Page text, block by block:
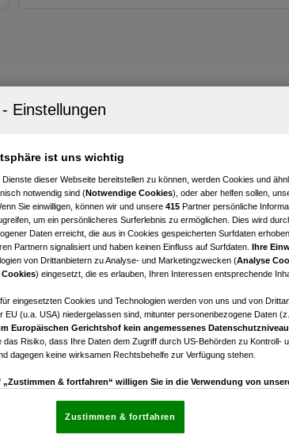
mit Balkon
Zimmer
3
Zimmer
€ 723,92
Bruttomiete
ist uns wichtig
Dienste dieser Webseite bereitstellen zu können, werden Cookies und
notwendig sind (Notwendige Cookies), oder aber helfen sollen,
Sie einwilligen, können wir und unsere 415 Partner persönliche
um ein persönlicheres Surferlebnis zu ermöglichen. Dies wird
Daten erreicht, die aus in Cookies gespeicherten Surfdaten
Partnern signalisiert und haben keinen Einfluss auf Surfdaten. Ihre
von Drittanbietern zu Analyse- und Marketingzwecken (Analyse
) eingesetzt, die es erlauben, Ihren Interessen entsprechende
eingesetzten Cookies und Technologien werden von uns und von
EU (u.a. USA) niedergelassen sind, mitunter personenbezogene Daten
Europäischen Gerichtshof kein angemessenes
das Risiko, dass Ihre Daten dem Zugriff durch US-Behörden zu Kontroll-
dagegen keine wirksamen Rechtsbehelfe zur Verfügung stehen.
„Zustimmen & fortfahren“ willigen Sie in die Verwendung von
die sich auf jeder Seite unten im Footer befinden.
Zustimmen & fortfahren